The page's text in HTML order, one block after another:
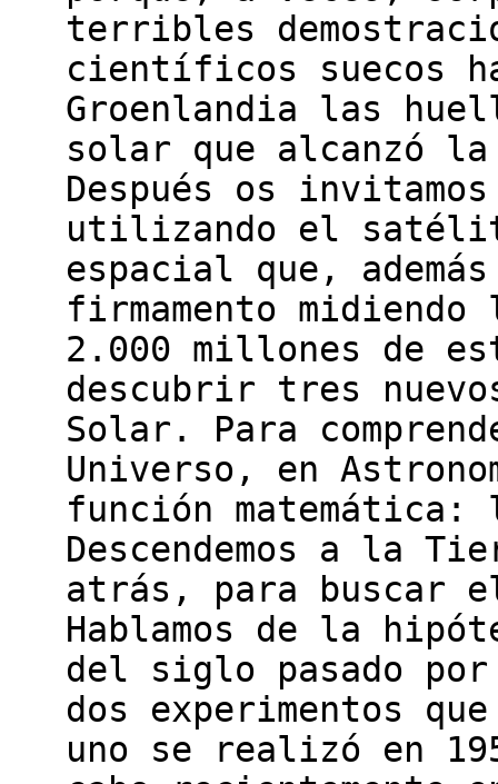
terribles
científicos suecos
Groenlandia las
solar que alcanzó
Después os
utilizando el
espacial que,
firmamento
2.000 millones de
descubrir tres
Solar. Para
Universo, en
función
Descendemos a la
atrás, para buscar
Hablamos de la
del siglo pasado
dos experimentos
uno se realizó en